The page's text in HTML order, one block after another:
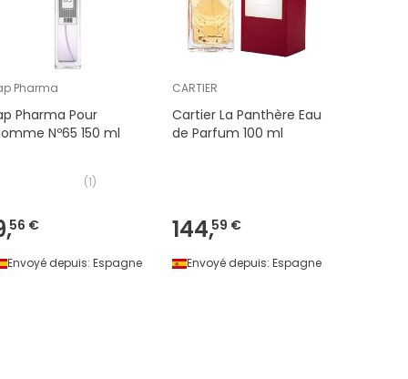
Pharma
Pharma Pour
Nº65 150 ml
(1)
56 €
Envoyé depuis: Espagne
CARTIER
Cartier La Panthère Eau
de Parfum 100 ml
144,59 €
Envoyé depuis: Espagne